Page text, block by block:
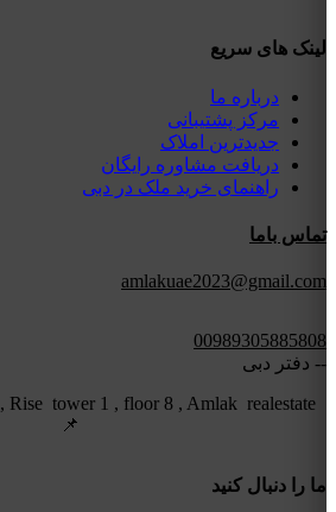
لینک های سریع
درباره ما
مرکز پشتیبانی
جدیدترین املاک
دریافت مشاوره رایگان
راهنمای خرید ملک در دبی
تماس باما
amlakuae2023@gmail.com
00989305885808
-- دفتر دبی
Rise tower 1 , floor 8 , Amlak realestate
📌
ما را دنبال کنید